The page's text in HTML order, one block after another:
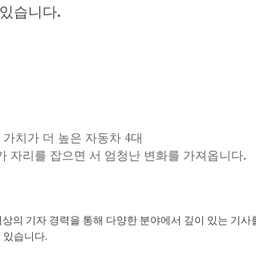
습니다.
치가 더 높은 자동차 4대
자리를 잡으면 서 엄청난 변화를 가져옵니다.
의 기자 경력을 통해 다양한 분야에서 깊이 있는 기
습니다.